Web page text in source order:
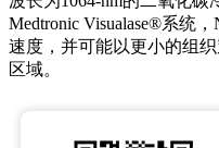
Medtronic Visualase®系统
速度，并可能以更小的组
区域。